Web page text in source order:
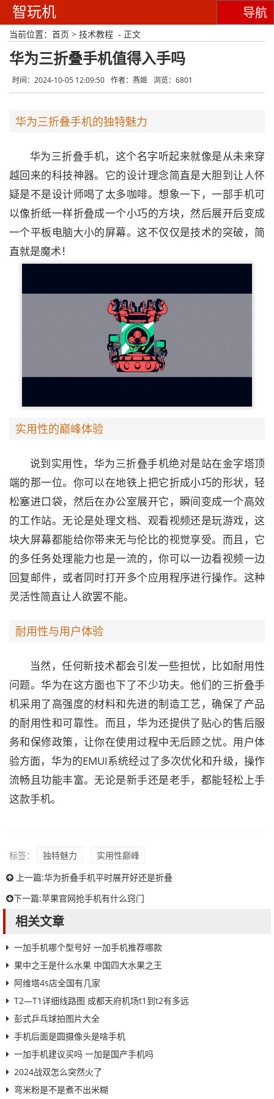
智玩机 导航
当前位置： 首页 > 技术教程 - 正文
华为三折叠手机值得入手吗
时间：2024-10-05 12:09:50 作者：燕姬 浏览：6801
华为三折叠手机的独特魅力
华为三折叠手机，这个名字听起来就像是从未来穿
越回来的科技神器。它的设计理念简直是大胆到让人怀
疑是不是设计师喝了太多咖啡。想象一下，一部手机可
以像折纸一样折叠成一个小巧的方块，然后展开后变成
一个平板电脑大小的屏幕。这不仅仅是技术的突破，简
直就是魔术！
实用性的巅峰体验
说到实用性，华为三折叠手机绝对是站在金字塔顶
端的那一位。你可以在地铁上把它折成小巧的形状，轻
松塞进口袋，然后在办公室展开它，瞬间变成一个高效
的工作站。无论是处理文档、观看视频还是玩游戏，这
块大屏幕都能给你带来无与伦比的视觉享受。而且，它
的多任务处理能力也是一流的，你可以一边看视频一边
回复邮件，或者同时打开多个应用程序进行操作。这种
灵活性简直让人欲罢不能。
耐用性与用户体验
当然，任何新技术都会引发一些担忧，比如耐用性
问题。华为在这方面也下了不少功夫。他们的三折叠手
机采用了高强度的材料和先进的制造工艺，确保了产品
的耐用性和可靠性。而且，华为还提供了贴心的售后服
务和保修政策，让你在使用过程中无后顾之忧。用户体
验方面，华为的EMUI系统经过了多次优化和升级，操作
流畅且功能丰富。无论是新手还是老手，都能轻松上手
这款手机。
标签： 独特魅力
实用性巅峰
上一篇:华为折叠手机平时展开好还是折叠
下一篇:苹果官网抢手机有什么窍门
相关文章
一加手机哪个型号好 一加手机推荐哪款
果中之王是什么水果 中国四大水果之王
阿维塔4s店全国有几家
T2—T1详细线路图 成都天府机场t1到t2有多远
彭式乒乓球拍图片大全
手机后面是圆摄像头是啥手机
一加手机建议买吗 一加是国产手机吗
2024战双怎么突然火了
弯米粉是不是煮不出米糊